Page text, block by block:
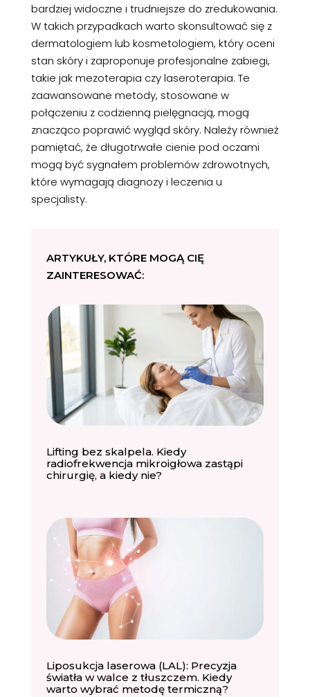
bardziej widoczne i trudniejsze do zredukowania.
W takich przypadkach warto skonsultować się z
dermatologiem lub kosmetologiem, który oceni
stan skóry i zaproponuje profesjonalne zabiegi,
takie jak mezoterapia czy laseroterapia. Te
zaawansowane metody, stosowane w
połączeniu z codzienną pielęgnacją, mogą
znacząco poprawić wygląd skóry. Należy również
pamiętać, że długotrwałe cienie pod oczami
mogą być sygnałem problemów zdrowotnych,
które wymagają diagnozy i leczenia u
specjalisty.
ARTYKUŁY, KTÓRE MOGĄ CIĘ
ZAINTERESOWAĆ:
Lifting bez skalpela. Kiedy
radiofrekwencja mikroigłowa zastąpi
chirurgię, a kiedy nie?
Liposukcja laserowa (LAL): Precyzja
światła w walce z tłuszczem. Kiedy
warto wybrać metodę termiczną?